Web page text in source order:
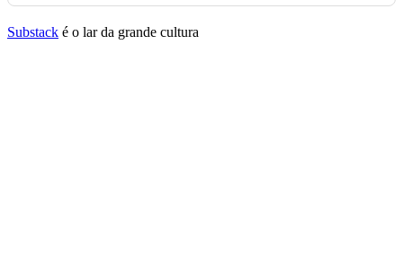
Substack é o lar da grande cultura